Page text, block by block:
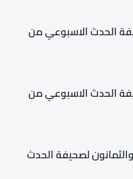
177 لصحيفة الحدث الاسبوعي من
176 لصحيفة الحدث الاسبوعي من
لصحيفة الحدث